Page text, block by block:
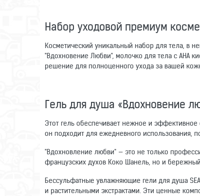
Набор уходовой премиум
Косметический уникальный набор для тела, в
"Вдохновение Любви", молочко для тела с AHA
решение для полноценного ухода за вашей
Гель для душа «Вдохновение
Этот гель обеспечивает нежное и
он подходит для ежедневного использования,
"Вдохновление любви" — это не только
французских духов Коко Шанель, но и
Бессульфатные увлажняющие гели для душа
и растительными экстрактами. Эти ценные